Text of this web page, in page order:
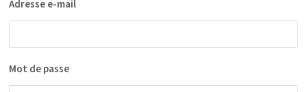
Adresse e-mail
Mot de passe